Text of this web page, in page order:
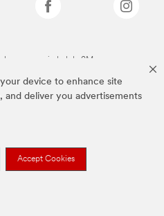
device to enhance site
and deliver you advertisements
Accept Cookies
son propiedad de 3M